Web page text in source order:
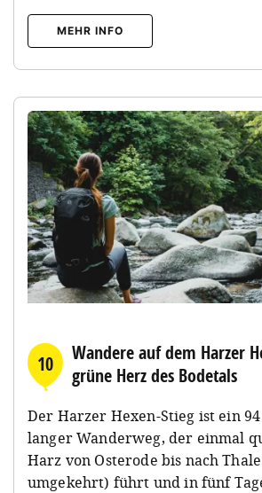
MEHR INFO
10
Wandere auf dem Harzer
grüne Herz des Bodetals
Der Harzer Hexen-Stieg ist ein
langer Wanderweg, der einmal
Harz von Osterode bis nach
umgekehrt) führt und in fünf